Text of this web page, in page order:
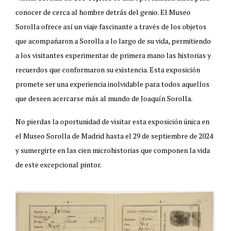
conocer de cerca al hombre detrás del genio. El Museo
Sorolla ofrece así un viaje fascinante a través de los objetos
que acompañaron a Sorolla a lo largo de su vida, permitiendo
a los visitantes experimentar de primera mano las historias y
recuerdos que conformaron su existencia. Esta exposición
promete ser una experiencia inolvidable para todos aquellos
que deseen acercarse más al mundo de Joaquín Sorolla.
No pierdas la oportunidad de visitar esta exposición única en
el Museo Sorolla de Madrid hasta el 29 de septiembre de 2024
y sumergirte en las cien microhistorias que componen la vida
de este excepcional pintor.